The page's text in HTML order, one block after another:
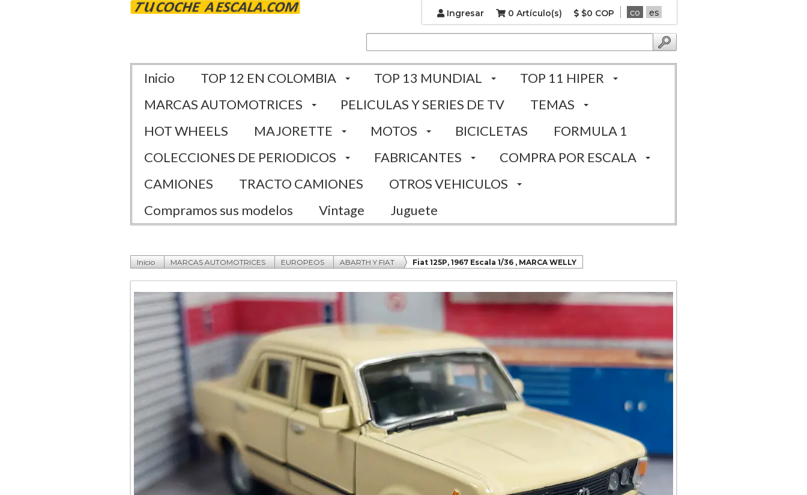
Ingresar 0 Artículo(s) $0 COP co es
Inicio TOP 12 EN COLOMBIA TOP 13 MUNDIAL
TOP 11 HIPER
MARCAS AUTOMOTRICES
PELICULAS Y SERIES DE TV
TEMAS
HOT WHEELS
MAJORETTE MOTOS BICICLETAS
FORMULA 1
COLECCIONES DE PERIODICOS
FABRICANTES
COMPRA POR ESCALA
CAMIONES
TRACTO CAMIONES
OTROS VEHICULOS
Compramos sus modelos
Vintage Juguete
Inicio MARCAS AUTOMOTRICES EUROPEOS ABARTH Y FIAT Fiat 125P, 1967 Escala 1/36 , MARCA WELLY